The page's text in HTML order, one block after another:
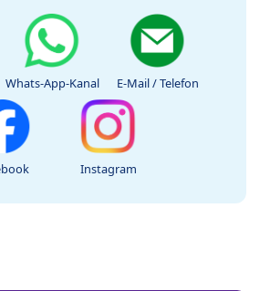
Whats-App-Kanal E-Mail / Telefon
Instagram